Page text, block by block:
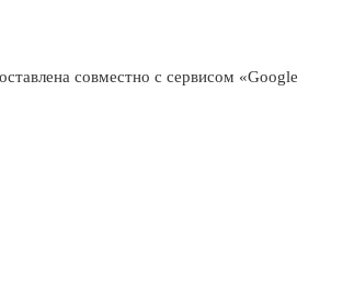
совместно с сервисом «Google